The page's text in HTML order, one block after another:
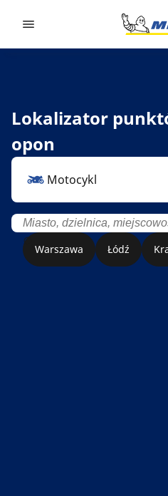
Lokalizator
opon
Motocykl
Warszawa Łódź